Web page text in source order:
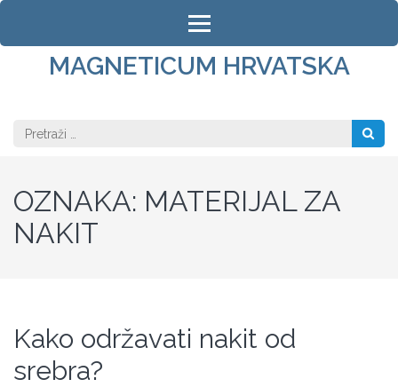
Skip
contentMAGNETICUM HRVATSKA
Pretraži:
OZNAKA: MATERIJAL ZA
NAKIT
Kako održavati nakit od
srebra?